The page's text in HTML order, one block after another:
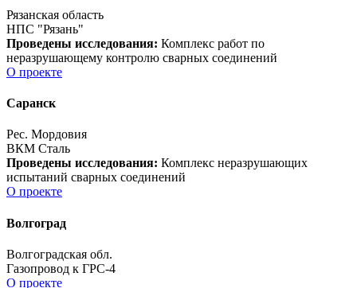
Рязанская область
НПС "Рязань"
Проведены исследования: Комплекс работ по
неразрушающему контролю сварных соединений
О проекте
Саранск
Рес. Мордовия
ВКМ Сталь
Проведены исследования: Комплекс неразрушающих
испытаний сварных соединений
О проекте
Волгоград
Волгоградская обл.
Газопровод к ГРС-4
О проекте